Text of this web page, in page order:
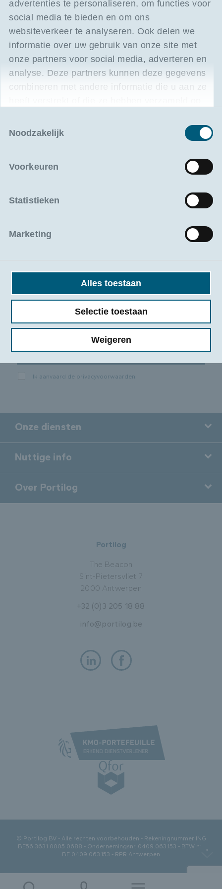
advertenties te personaliseren, om functies voor
social media te bieden en om ons
websiteverkeer te analyseren. Ook delen we
informatie over uw gebruik van onze site met
onze partners voor social media, adverteren en
analyse. Deze partners kunnen deze gegevens
combineren met andere informatie die u aan ze
Noodzakelijk
Voorkeuren
Statistieken
Marketing
Alles toestaan
Selectie toestaan
Weigeren
Meer info op hun website
Sectorfondsen
Blijf op de hoogte van nieuwe opleidingen en
Schrijf u in op onze nieuwsbrief en ontvang updates
Ik aanvaard de privacyvoorwaarden.
Onze diensten
Nuttige info
Over Portilog
Portilog
The Beacon
Sint-Pietersvliet 7
2000 Antwerpen
+32 (0)3 205 18 88
info@portilog.be
© Portilog BV - Alle rechten voorbehouden - Rekeningnummer ING
BE56 3631 0005 0688 - Ondernemingsnr. 0409.063.153 - BTW nr.:
BE 0409.063.153 - RPR Antwerpen